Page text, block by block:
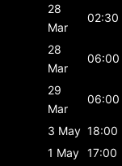
28
Mar
02:30
28
Mar
06:00
29
Mar
06:00
3 May 18:00
1 May 17:00